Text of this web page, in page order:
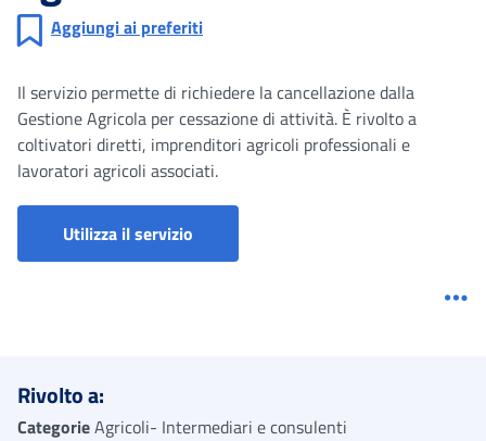
Aggiungi ai preferiti
Il servizio permette di richiedere la cancellazione dalla
Gestione Agricola per cessazione di attività. È rivolto a
coltivatori diretti, imprenditori agricoli professionali e
lavoratori agricoli associati.
Utilizza il servizio
Rivolto a:
CategorieAgricoli- Intermediari e consulenti